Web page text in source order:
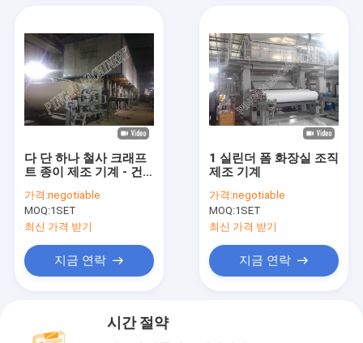
다 단 하나 철사 크래프
트 종이 제조 기계 - 건
가격:negotiable
MOQ:1SET
최신 가격 받기
지금 연락
1 실린더 폼 화장실 조직
제조 기계
가격:negotiable
MOQ:1SET
최신 가격 받기
지금 연락
시간 절약